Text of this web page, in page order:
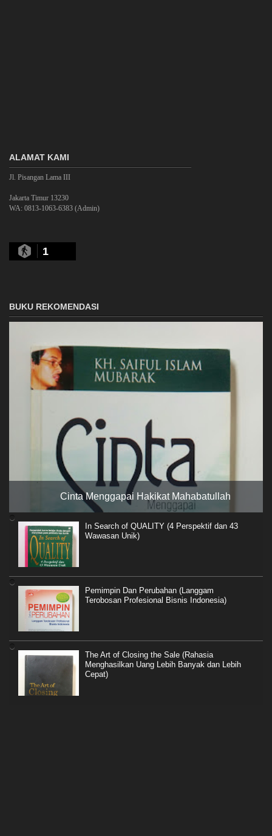
ALAMAT KAMI
Jl. Pisangan Lama III
Jakarta Timur 13230
WA: 0813-1063-6383 (Admin)
1
BUKU REKOMENDASI
Cinta Menggapai Hakikat Mahabatullah
In Search of QUALITY (4 Perspektif dan 43
Wawasan Unik)
Pemimpin Dan Perubahan (Langgam
Terobosan Profesional Bisnis Indonesia)
The Art of Closing the Sale (Rahasia
Menghasilkan Uang Lebih Banyak dan Lebih
Cepat)